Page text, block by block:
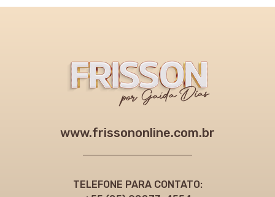
www.frissononline.com.br
TELEFONE PARA CONTATO: